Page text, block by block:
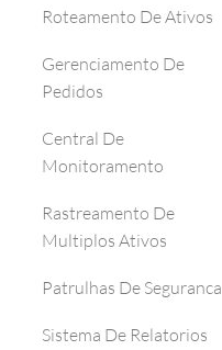
Roteamento De Ativos
Gerenciamento De
Pedidos
Central De
Monitoramento
Rastreamento De
Multiplos Ativos
Patrulhas De Seguranca
Sistema De Relatorios